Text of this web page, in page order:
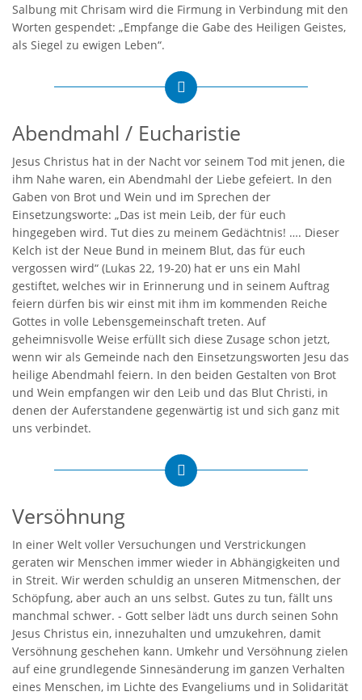
Salbung mit Chrisam wird die Firmung in Verbindung mit den
Worten gespendet: „Empfange die Gabe des Heiligen Geistes,
als Siegel zu ewigen Leben“.
Abendmahl / Eucharistie
Jesus Christus hat in der Nacht vor seinem Tod mit jenen, die
ihm Nahe waren, ein Abendmahl der Liebe gefeiert. In den
Gaben von Brot und Wein und im Sprechen der
Einsetzungsworte: „Das ist mein Leib, der für euch
hingegeben wird. Tut dies zu meinem Gedächtnis! …. Dieser
Kelch ist der Neue Bund in meinem Blut, das für euch
vergossen wird“ (Lukas 22, 19-20) hat er uns ein Mahl
gestiftet, welches wir in Erinnerung und in seinem Auftrag
feiern dürfen bis wir einst mit ihm im kommenden Reiche
Gottes in volle Lebensgemeinschaft treten. Auf
geheimnisvolle Weise erfüllt sich diese Zusage schon jetzt,
wenn wir als Gemeinde nach den Einsetzungsworten Jesu das
heilige Abendmahl feiern. In den beiden Gestalten von Brot
und Wein empfangen wir den Leib und das Blut Christi, in
denen der Auferstandene gegenwärtig ist und sich ganz mit
uns verbindet.
Versöhnung
In einer Welt voller Versuchungen und Verstrickungen
geraten wir Menschen immer wieder in Abhängigkeiten und
in Streit. Wir werden schuldig an unseren Mitmenschen, der
Schöpfung, aber auch an uns selbst. Gutes zu tun, fällt uns
manchmal schwer. - Gott selber lädt uns durch seinen Sohn
Jesus Christus ein, innezuhalten und umzukehren, damit
Versöhnung geschehen kann. Umkehr und Versöhnung zielen
auf eine grundlegende Sinnesänderung im ganzen Verhalten
eines Menschen, im Lichte des Evangeliums und in Solidarität